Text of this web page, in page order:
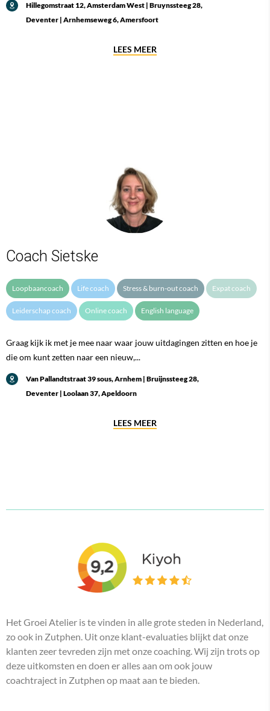
Hillegomstraat 12, Amsterdam West | Bruynssteeg 28,
Deventer | Arnhemseweg 6, Amersfoort
LEES MEER
Coach Sietske
Loopbaancoach Life coach Stress & burn-out coach Expat coach
Leiderschap coach Online coach English language
Graag kijk ik met je mee naar waar jouw uitdagingen zitten en hoe je
die om kunt zetten naar een nieuw,...
Van Pallandtstraat 39 sous, Arnhem | Bruijnssteeg 28,
Deventer | Loolaan 37, Apeldoorn
LEES MEER
Het Groei Atelier is te vinden in alle grote steden in Nederland,
zo ook in Zutphen. Uit onze klant-evaluaties blijkt dat onze
klanten zeer tevreden zijn met onze coaching. Wij zijn trots op
deze uitkomsten en doen er alles aan om ook jouw
coachtraject in Zutphen op maat aan te bieden.